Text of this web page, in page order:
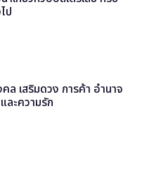
ป
ล เสริมดวง การค้า อำนาจ
ละความรัก